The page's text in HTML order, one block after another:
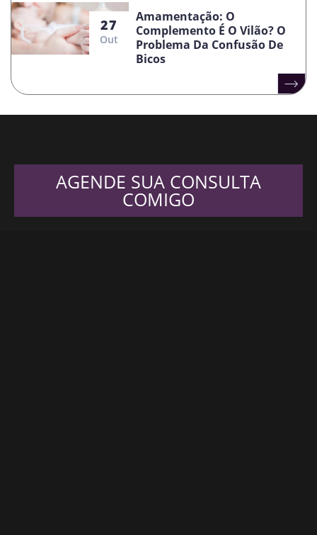
27
Out
Amamentação: O
Complemento É O Vilão? O
Problema Da Confusão De
Bicos
AGENDE SUA CONSULTA
COMIGO